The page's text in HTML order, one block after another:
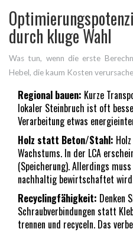
durch kluge Wahl
Was tun, wenn die erste
Hebel, die kaum Kosten
Regional bauen: Kurze
lokaler Steinbruch ist oft
Verarbeitung etwas
Holz statt Beton/Stahl:
Wachstums. In der LCA
(Speicherung). Allerdings
nachhaltig bewirtschaftet
Recyclingfähigkeit: Denken
Schraubverbindungen statt
trennen und recyceln. Das